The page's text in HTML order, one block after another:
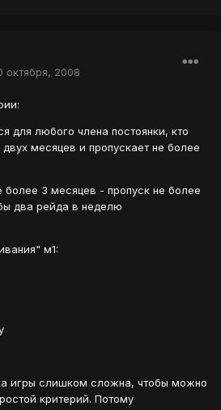
октября, 2008
для любого члена постоянки, кто
месяцев и пропускает не более
более 3 месяцев - пропуск не более
два рейда в неделю
м1:
игры слишком сложна, чтобы можно
критерий. Потому